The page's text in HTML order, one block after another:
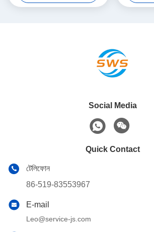
Social Media
Quick Contact
টেলিফোন
86-519-83553967
E-mail
Leo@service-js.com